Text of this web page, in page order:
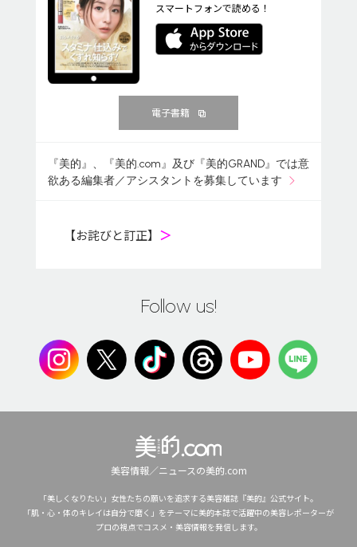
スマートフォンで読める！
電子書籍
『美的』、『美的.com』及び『美的GRAND』では意
欲ある編集者／アシスタントを募集しています
【お詫びと訂正】 ＞
Follow us!
美容情報／ニュースの美的.com
「美しくなりたい」女性たちの願いを追求する美容雑誌『美的』公式サイト。
「肌・心・体のキレイは自分で磨く」をテーマに美的本誌で活躍中の美容レポーターが
プロの視点でコスメ・美容情報を発信します。